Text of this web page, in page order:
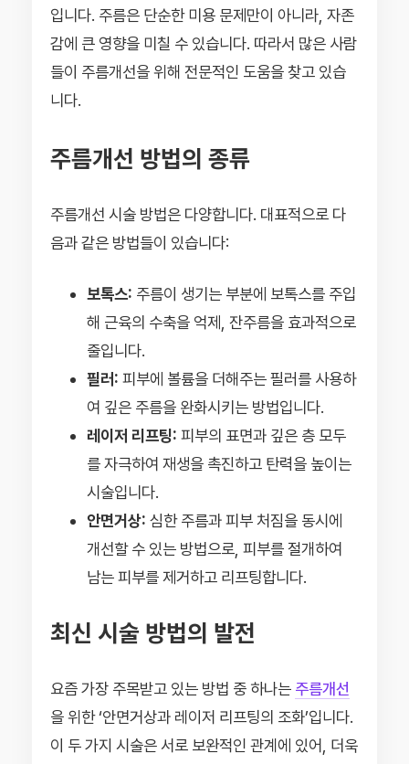
입니다. 주름은 단순한 미용 문제만이 아니라, 자존
감에 큰 영향을 미칠 수 있습니다. 따라서 많은 사람
들이 주름개선을 위해 전문적인 도움을 찾고 있습
니다.
주름개선 방법의 종류
주름개선 시술 방법은 다양합니다. 대표적으로 다
음과 같은 방법들이 있습니다:
보톡스: 주름이 생기는 부분에 보톡스를 주입
해 근육의 수축을 억제, 잔주름을 효과적으로
줄입니다.
필러: 피부에 볼륨을 더해주는 필러를 사용하
여 깊은 주름을 완화시키는 방법입니다.
레이저 리프팅: 피부의 표면과 깊은 층 모두
를 자극하여 재생을 촉진하고 탄력을 높이는
시술입니다.
안면거상: 심한 주름과 피부 처짐을 동시에
개선할 수 있는 방법으로, 피부를 절개하여
남는 피부를 제거하고 리프팅합니다.
최신 시술 방법의 발전
요즘 가장 주목받고 있는 방법 중 하나는 주름개선
을 위한 ‘안면거상과 레이저 리프팅의 조화’입니다.
이 두 가지 시술은 서로 보완적인 관계에 있어, 더욱